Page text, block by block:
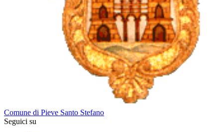
Comune di Pieve Santo Stefano
Seguici su